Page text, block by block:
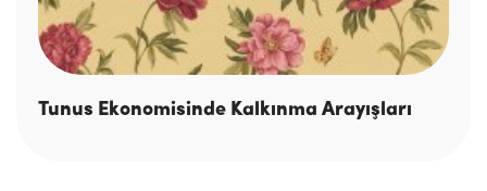
Tunus Ekonomisinde Kalkınma Arayışları